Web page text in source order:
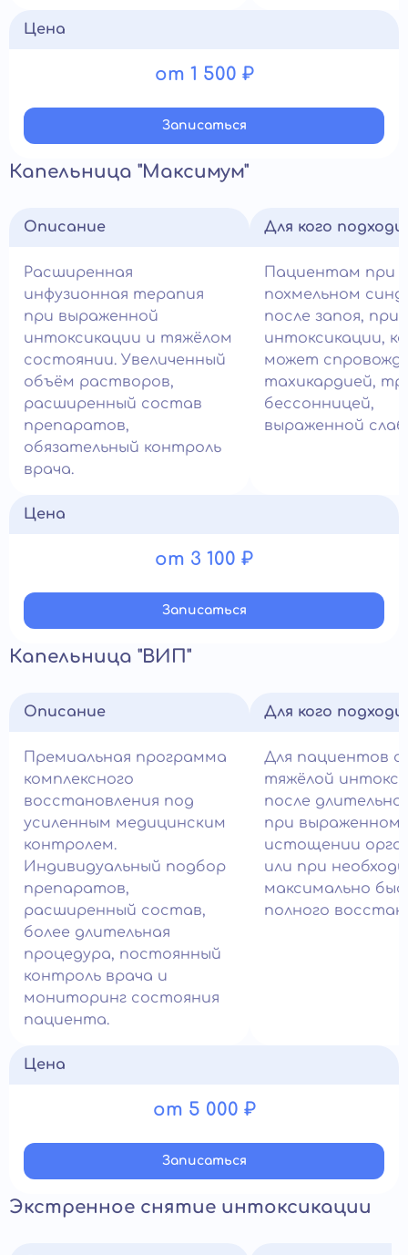
Цена
от 1 500 ₽
Записатьcя
Капельница "Максимум"
Описание
Расширенная
инфузионная терапия
при выраженной
интоксикации и тяжёлом
состоянии. Увеличенный
объём растворов,
расширенный состав
препаратов,
обязательный контроль
врача.
Для кого
Пациентам при
похмельном
после запоя, при
интоксикации,
может
тахикардией,
бессонницей,
выраженной
Цена
от 3 100 ₽
Записатьcя
Капельница "ВИП"
Описание
Премиальная программа
комплексного
восстановления под
усиленным медицинским
контролем.
Индивидуальный подбор
препаратов,
расширенный состав,
более длительная
процедура, постоянный
контроль врача и
мониторинг состояния
пациента.
Для кого
Для пациентов с
тяжёлой
после
при выраженном
истощении
или при
максимально
полного
Цена
от 5 000 ₽
Записатьcя
Экстренное снятие интоксикации